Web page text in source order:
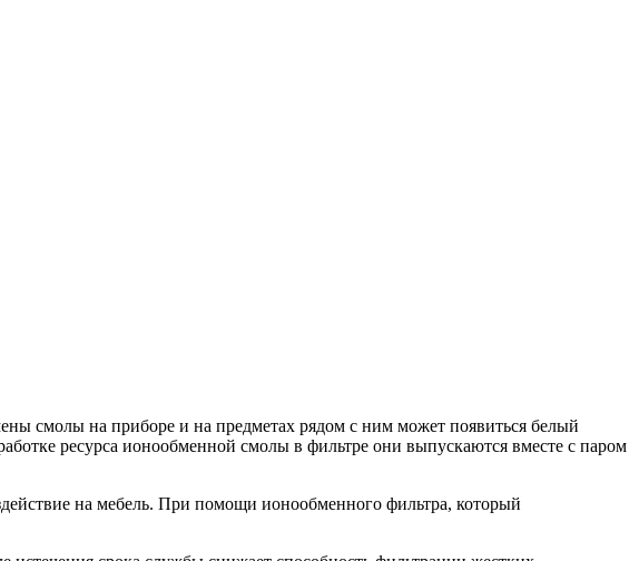
смолы на приборе и на предметах рядом с ним может появиться белый
ресурса ионообменной смолы в фильтре они выпускаются вместе с паром
на мебель. При помощи ионообменного фильтра, который